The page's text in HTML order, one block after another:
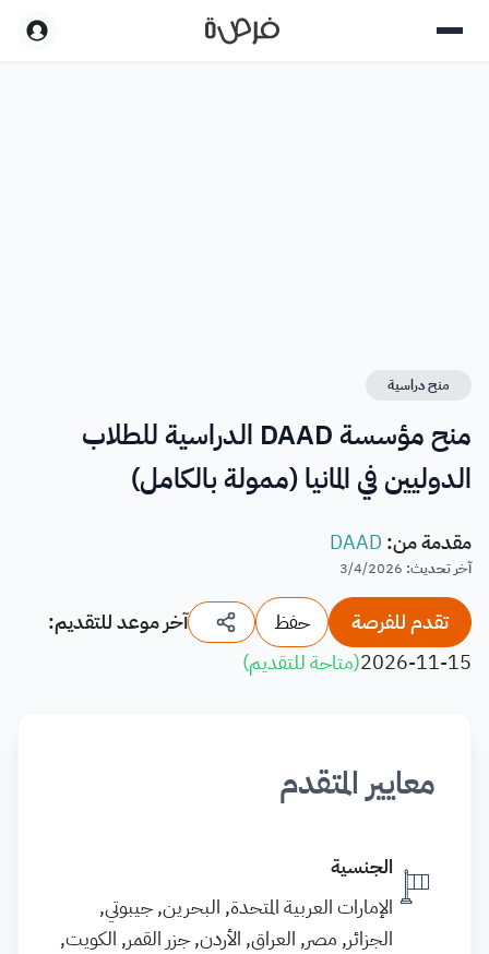
منح دراسية
منح مؤسسة DAAD الدراسية للطلاب
الدوليين في المانيا (ممولة بالكامل)
مقدمة من:
DAAD
آخر تحديث:
3/4/2026
تقدم للفرصة حفظ
آخر موعد للتقديم:
2026-11-15
(متاحة للتقديم)
معايير المتقدم
الجنسية
الإمارات العربية المتحدة, البحرين, جيبوتي,
الجزائر, مصر, العراق, الأردن, جزر القمر, الكويت,